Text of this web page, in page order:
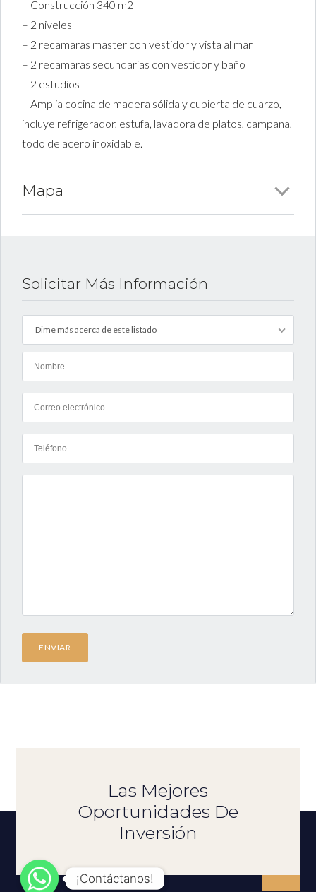
– Construcción 340 m2
– 2 niveles
– 2 recamaras master con vestidor y vista al mar
– 2 recamaras secundarias con vestidor y baño
– 2 estudios
– Amplia cocina de madera sólida y cubierta de cuarzo,
incluye refrigerador, estufa, lavadora de platos, campana,
todo de acero inoxidable.
Mapa
Solicitar Más Información
Dime más acerca de este listado
Las Mejores
Oportunidades De
Inversión
¡Contáctanos!
¡Contáctanos!